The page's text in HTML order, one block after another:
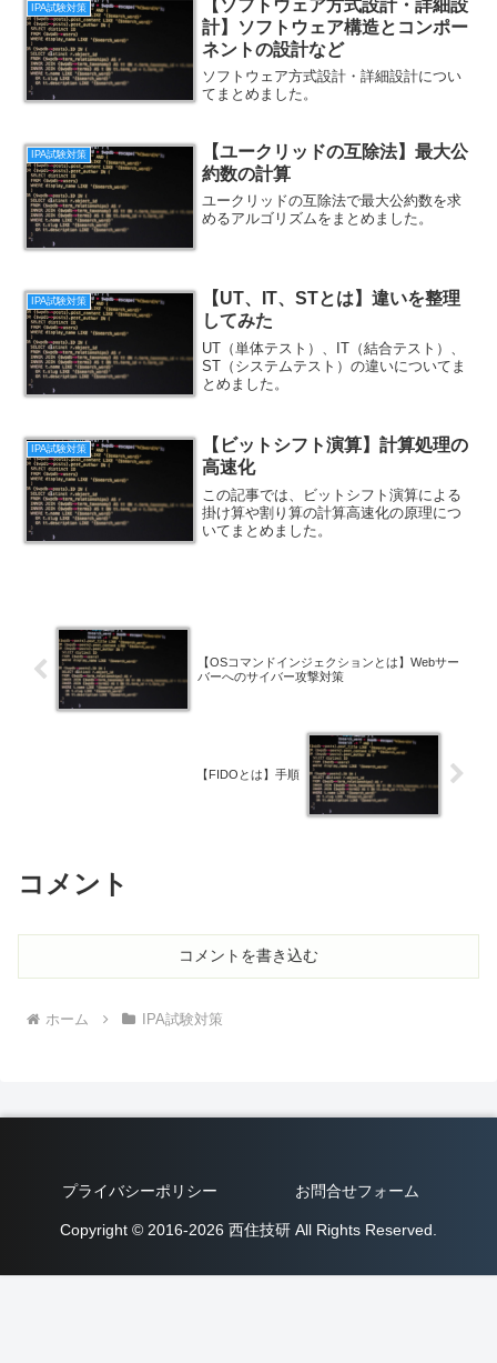
IPA試験対策
【ソフトウェア方式設計・詳細設
計】ソフトウェア構造とコンポー
ネントの設計など
ソフトウェア方式設計・詳細設計につい
てまとめました。
IPA試験対策
【ユークリッドの互除法】最大公
約数の計算
ユークリッドの互除法で最大公約数を求
めるアルゴリズムをまとめました。
IPA試験対策
【UT、IT、STとは】違いを整理
してみた
UT（単体テスト）、IT（結合テスト）、
ST（システムテスト）の違いについてま
とめました。
IPA試験対策
【ビットシフト演算】計算処理の
高速化
この記事では、ビットシフト演算による
掛け算や割り算の計算高速化の原理につ
いてまとめました。
【OSコマンドインジェクションとは】Webサー
バーへのサイバー攻撃対策
【FIDOとは】手順
コメント
コメントを書き込む
ホーム IPA試験対策
プライバシーポリシー お問合せフォーム
Copyright © 2016-2026 西住技研 All Rights Reserved.